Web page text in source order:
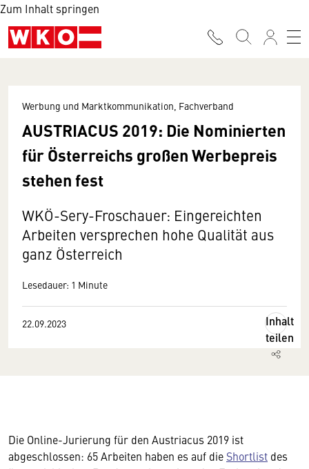
Zum Inhalt springen
Werbung und Marktkommunikation, Fachverband
AUSTRIACUS 2019: Die Nominierten
für Österreichs großen Werbepreis
stehen fest
WKÖ-Sery-Froschauer: Eingereichten
Arbeiten versprechen hohe Qualität aus
ganz Österreich
Lesedauer: 1 Minute
22.09.2023
Inhalt
teilen
Die Online-Jurierung für den Austriacus 2019 ist
abgeschlossen: 65 Arbeiten haben es auf die Shortlist des